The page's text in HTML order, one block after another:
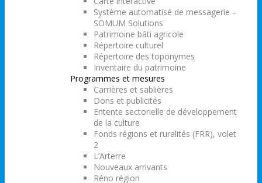
Système automatisé de messagerie –
SOMUM Solutions
Patrimoine bâti agricole
Répertoire culturel
Répertoire des toponymes
Inventaire du patrimoine
Programmes et mesures
Carrières et sablières
Dons et publicités
Entente sectorielle de développement
de la culture
Fonds régions et ruralités (FRR), volet
2
L’Arterre
Nouveaux arrivants
Réno région